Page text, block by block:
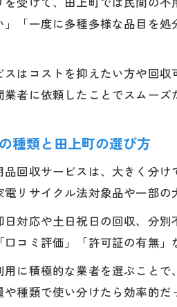
「一度に多種多様な品目を
はコストを抑えたい方や回
業者に依頼したことでスムー
種類と田上町の選び方
品回収サービスは、大きく分
リサイクル法対象品や一部の
対応や土日祝日の回収、分
コミ評価」「許可証の有無」
用に積極的な業者を選ぶこと
種類で使い分けたら効率的だ